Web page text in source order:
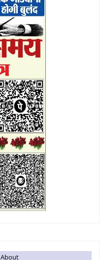
About